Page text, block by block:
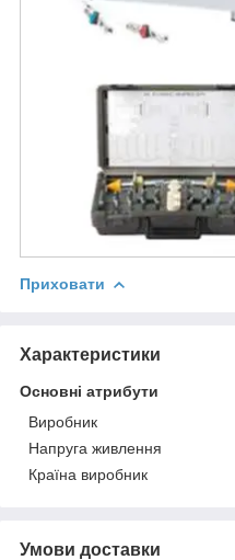
Приховати
Характеристики
Основні атрибути
Виробник
Напруга живлення
Країна виробник
Умови доставки